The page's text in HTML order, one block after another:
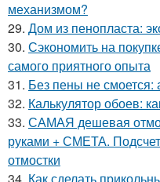
механизмом?
29. Дом из пенопласта:
30. Сэкономить на
самого приятного опыта
31. Без пены не
32. Калькулятор обоев:
33. САМАЯ дешевая
руками + СМЕТА. Подсчет
отмостки